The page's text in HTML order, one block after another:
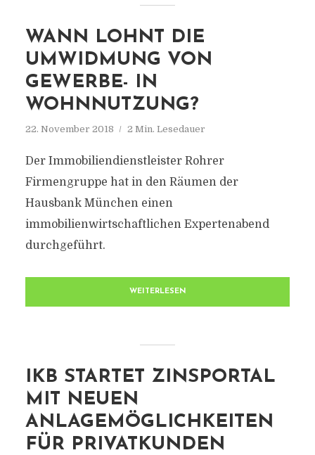
WANN LOHNT DIE
UMWIDMUNG VON
GEWERBE- IN
WOHNNUTZUNG?
22. November 2018 2 Min. Lesedauer
Der Immobiliendienstleister Rohrer
Firmengruppe hat in den Räumen der
Hausbank München einen
immobilienwirtschaftlichen Expertenabend
durchgeführt.
WEITERLESEN
IKB STARTET ZINSPORTAL
MIT NEUEN
ANLAGEMÖGLICHKEITEN
FÜR PRIVATKUNDEN